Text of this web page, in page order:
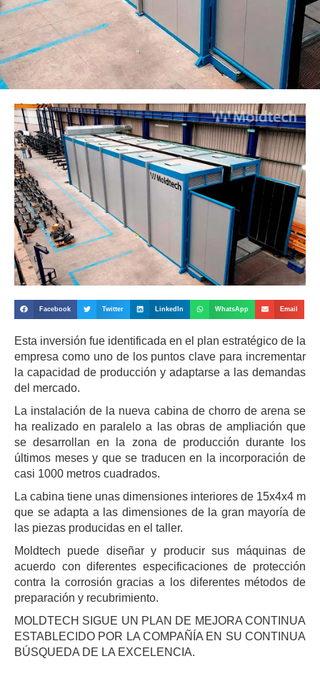
Facebook Twitter LinkedIn WhatsApp Email
Esta inversión fue identificada en el plan estratégico de la
empresa como uno de los puntos clave para incrementar
la capacidad de producción y adaptarse a las demandas
del mercado.
La instalación de la nueva cabina de chorro de arena se
ha realizado en paralelo a las obras de ampliación que
se desarrollan en la zona de producción durante los
últimos meses y que se traducen en la incorporación de
casi 1000 metros cuadrados.
La cabina tiene unas dimensiones interiores de 15x4x4 m
que se adapta a las dimensiones de la gran mayoría de
las piezas producidas en el taller.
Moldtech puede diseñar y producir sus máquinas de
acuerdo con diferentes especificaciones de protección
contra la corrosión gracias a los diferentes métodos de
preparación y recubrimiento.
MOLDTECH SIGUE UN PLAN DE MEJORA CONTINUA
ESTABLECIDO POR LA COMPAÑÍA EN SU CONTINUA
BÚSQUEDA DE LA EXCELENCIA.